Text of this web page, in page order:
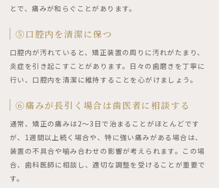
とで、痛みが和らぐことがあります。
⑤口腔内を清潔に保つ
口腔内が汚れていると、矯正装置の周りに汚れがたまり、
炎症を引き起こすことがあります。日々の歯磨きを丁寧に
行い、口腔内を清潔に維持することを心がけましょう。
⑥痛みが長引く場合は歯医者に相談する
通常、矯正の痛みは2～3日で治まることがほとんどです
が、1週間以上続く場合や、特に強い痛みがある場合は、
装置の不具合や噛み合わせの影響が考えられます。この場
合、歯科医師に相談し、適切な調整を受けることが重要で
す。